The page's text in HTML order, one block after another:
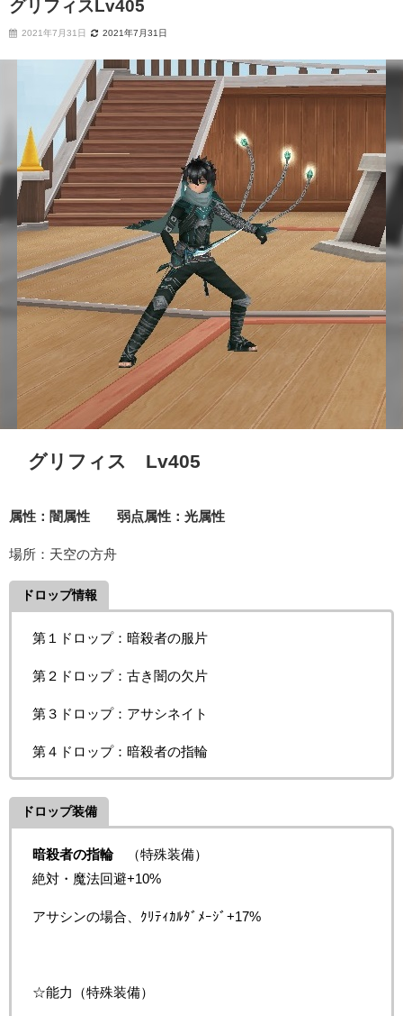
グリフィスLv405
2021年7月31日 2021年7月31日
グリフィス Lv405
属性：闇属性 弱点属性：光属性
場所：天空の方舟
ドロップ情報
第１ドロップ：暗殺者の服片
第２ドロップ：古き闇の欠片
第３ドロップ：アサシネイト
第４ドロップ：暗殺者の指輪
ドロップ装備
暗殺者の指輪
（特殊装備）
絶対・魔法回避+10%
アサシンの場合、ｸﾘﾃｨｶﾙﾀﾞﾒｰｼﾞ+17%
☆能力（特殊装備）